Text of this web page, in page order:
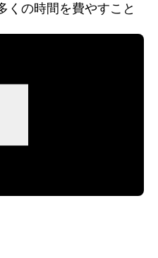
くの時間を費やすこと